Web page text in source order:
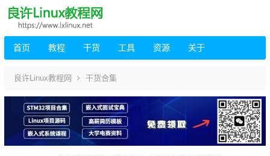
首页 教程 干货 工具 资源 关于
良许Linux教程网 干货合集